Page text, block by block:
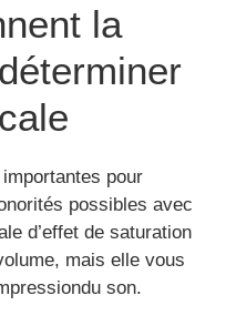
la
pour
possibles avec
d’effet de saturation
mais elle vous
son.